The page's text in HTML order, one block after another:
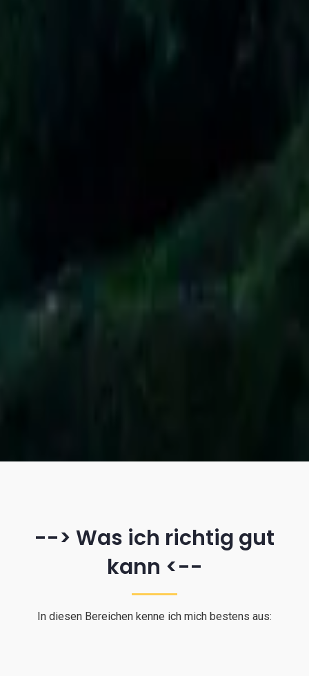
--> Was ich richtig gut
kann <--
In diesen Bereichen kenne ich mich bestens aus: